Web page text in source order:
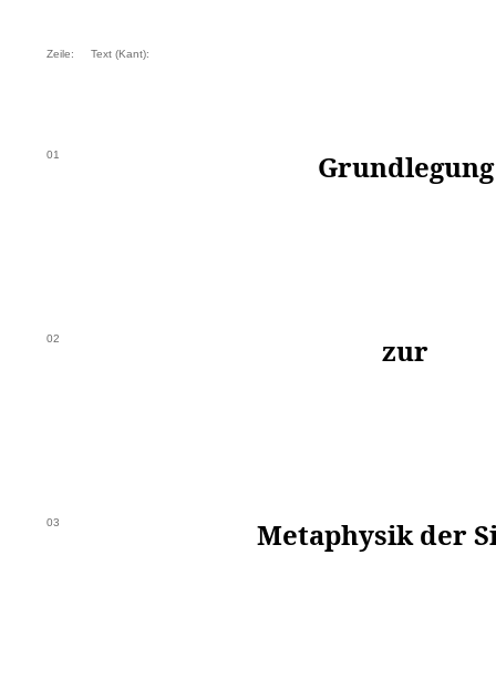
Zeile: Text (Kant):
01 Grundlegung
02 zur
03 Metaphysik der